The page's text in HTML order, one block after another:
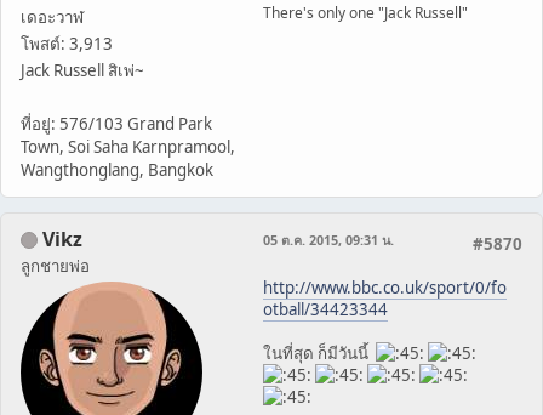
เดอะวาฬ
โพสต์: 3,913
Jack Russell สิเพ่~
ที่อยู่: 576/103 Grand Park
Town, Soi Saha Karnpramool,
Wangthonglang, Bangkok
There's only one "Jack Russell"
Vikz
ลูกชายพ่อ
#5870
05 ต.ค. 2015, 09:31 น.
http://www.bbc.co.uk/sport/0/fo
otball/34423344
ในที่สุด ก็มีวันนี้